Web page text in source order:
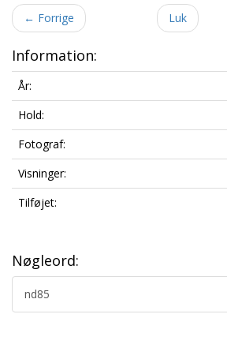
← Forrige Luk
Information:
År:
Hold:
Fotograf:
Visninger:
Tilføjet:
Nøgleord:
nd85